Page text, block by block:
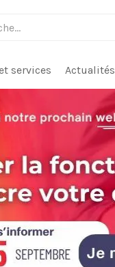
services Actualités